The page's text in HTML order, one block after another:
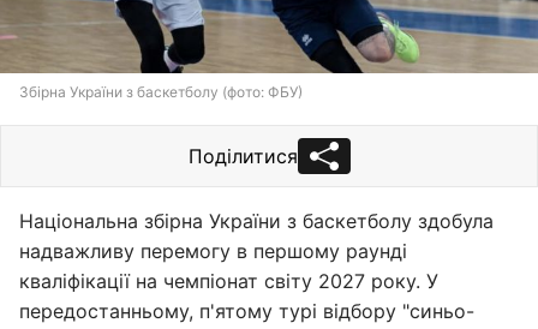
Збірна України з баскетболу (фото: ФБУ)
Поділитися
Національна збірна України з баскетболу здобула
надважливу перемогу в першому раунді
кваліфікації на чемпіонат світу 2027 року. У
передостанньому, п'ятому турі відбору "синьо-